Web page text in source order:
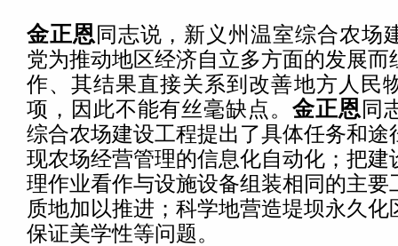
金正恩同志说，新义州温室综合农场
党为推动地区经济自立多方面的发展而
作、其结果直接关系到改善地方人民
项，因此不能有丝毫缺点。 金正恩同
综合农场建设工程提出了具体任务和途
现农场经营管理的信息化自动化；把建
理作业看作与设施设备组装相同的主要
质地加以推进；科学地营造堤坝永久
保证美学性等问题。